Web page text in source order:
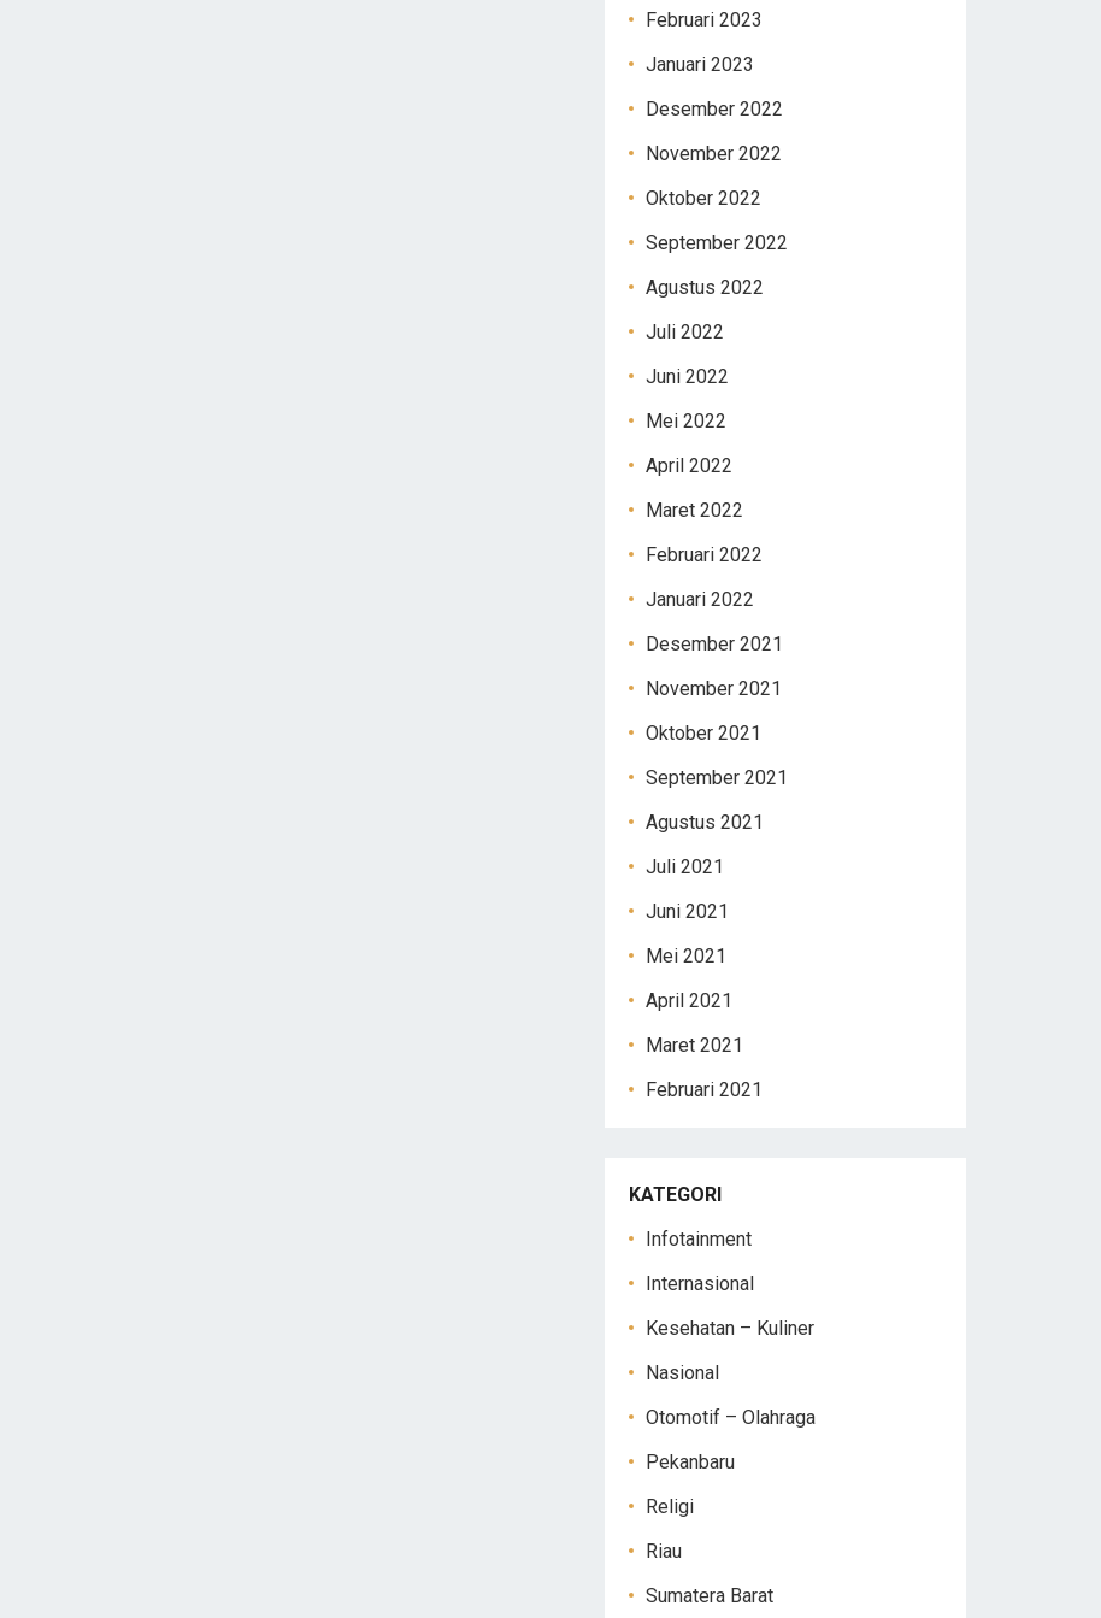
Februari 2023
Januari 2023
Desember 2022
November 2022
Oktober 2022
September 2022
Agustus 2022
Juli 2022
Juni 2022
Mei 2022
April 2022
Maret 2022
Februari 2022
Januari 2022
Desember 2021
November 2021
Oktober 2021
September 2021
Agustus 2021
Juli 2021
Juni 2021
Mei 2021
April 2021
Maret 2021
Februari 2021
KATEGORI
Infotainment
Internasional
Kesehatan – Kuliner
Nasional
Otomotif – Olahraga
Pekanbaru
Religi
Riau
Sumatera Barat